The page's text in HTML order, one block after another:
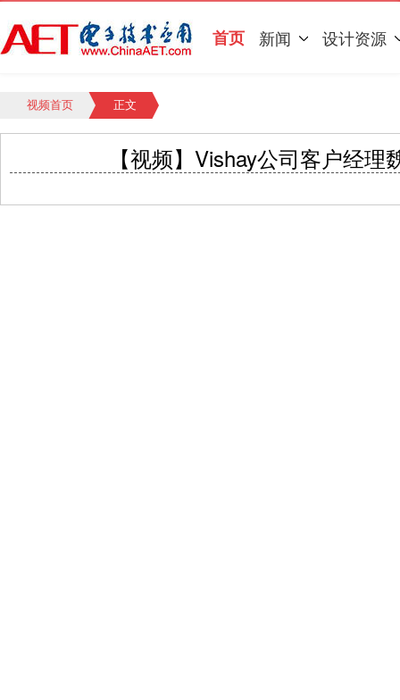
首页 新闻 设计资源
视频首页 正文
【视频】Vishay公司客户经